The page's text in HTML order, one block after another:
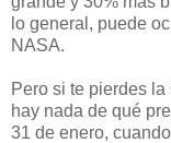
lo general, puede
NASA.
Pero si te pierdes
hay nada de qué
31 de enero,